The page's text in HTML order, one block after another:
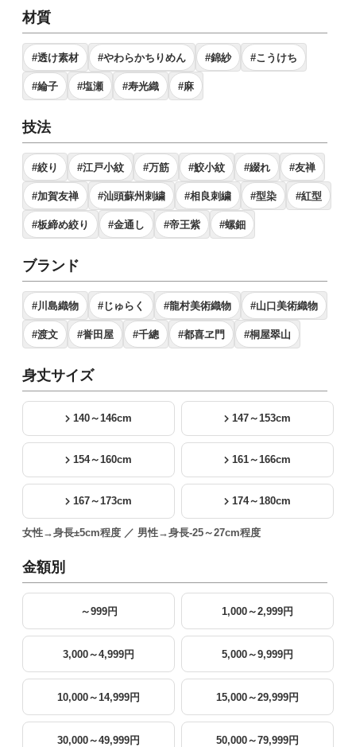
材質
#透け素材 #やわらかちりめん #錦紗 #こうけち
#綸子 #塩瀬 #寿光織 #麻
技法
#絞り #江戸小紋 #万筋 #鮫小紋 #綴れ #友禅
#加賀友禅 #汕頭蘇州刺繍 #相良刺繍 #型染 #紅型
#板締め絞り #金通し #帝王紫 #螺鈿
ブランド
#川島織物 #じゅらく #龍村美術織物 #山口美術織物
#渡文 #誉田屋 #千總 #都喜ヱ門 #桐屋翠山
身丈サイズ
140～146cm 147～153cm
154～160cm 161～166cm
167～173cm 174～180cm
女性→身長±5cm程度 ／ 男性→身長-25～27cm程度
金額別
～999円 1,000～2,999円
3,000～4,999円 5,000～9,999円
10,000～14,999円 15,000～29,999円
30,000～49,999円 50,000～79,999円